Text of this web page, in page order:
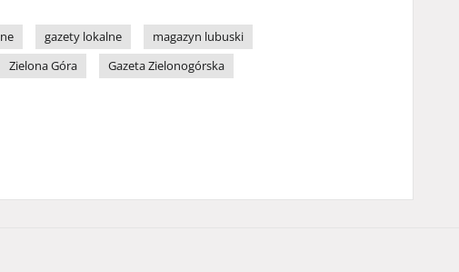
gazety lokalne
magazyn lubuski
Zielona Góra
Gazeta Zielonogórska